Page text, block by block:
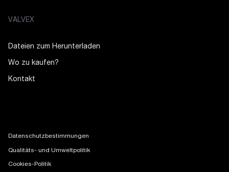
VALVEX
Dateien zum Herunterladen
Wo zu kaufen?
Kontakt
Datenschutzbestimmungen
Qualitäts- und Umweltpolitik
Cookies-Politik